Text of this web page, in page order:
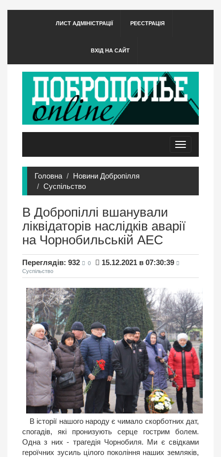
ЛИСТ АДМІНІСТРАЦІЇ РЕЄСТРАЦІЯ
ВХІД НА САЙТ
Toggle
navigation
Головна
Новини Добропілля
Суспільство
В Добропіллі вшанували
ліквідаторів наслідків аварії
на Чорнобильській АЕС
Переглядів: 932 0 15.12.2021 в 07:30:39
Суспільство
В історії нашого народу є чимало скорботних дат,
спогадів, які пронизують серце гострим болем.
Одна з них - трагедія Чорнобиля. Ми є свідками
героїчних зусиль цілого покоління наших земляків,